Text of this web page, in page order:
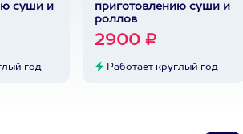
суши и
год
приготовлению суши и
роллов
2900 ₽
Работает круглый год